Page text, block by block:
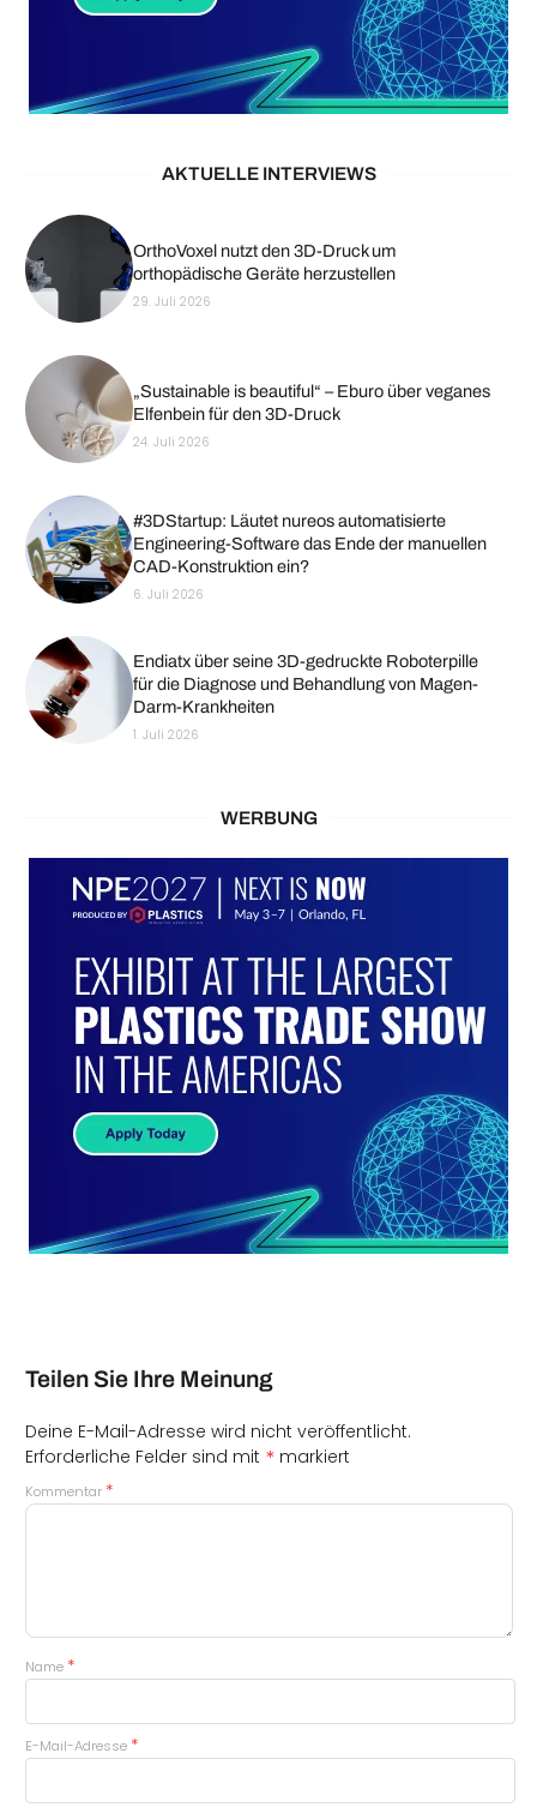
AKTUELLE INTERVIEWS
OrthoVoxel nutzt den 3D-Druck um
orthopädische Geräte herzustellen
29. Juli 2026
„Sustainable is beautiful“ – Eburo über veganes
Elfenbein für den 3D-Druck
24. Juli 2026
#3DStartup: Läutet nureos automatisierte
Engineering-Software das Ende der manuellen
CAD-Konstruktion ein?
6. Juli 2026
Endiatx über seine 3D-gedruckte Roboterpille
für die Diagnose und Behandlung von Magen-
Darm-Krankheiten
1. Juli 2026
WERBUNG
Teilen Sie Ihre Meinung
Deine E-Mail-Adresse wird nicht veröffentlicht.
Erforderliche Felder sind mit * markiert
Kommentar *
Name *
E-Mail-Adresse *